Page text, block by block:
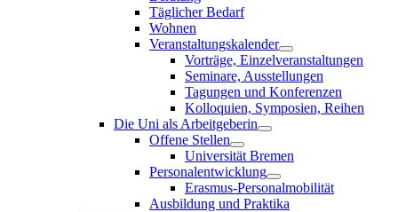
Täglicher Bedarf
Wohnen
Veranstaltungskalender
Vorträge, Einzelveranstaltungen
Seminare, Ausstellungen
Tagungen und Konferenzen
Kolloquien, Symposien, Reihen
Die Uni als Arbeitgeberin
Offene Stellen
Universität Bremen
Personalentwicklung
Erasmus-Personalmobilität
Ausbildung und Praktika